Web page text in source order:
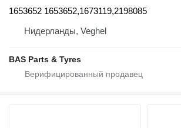
1653652 1653652,1673119,2198085
Нидерланды, Veghel
BAS Parts & Tyres